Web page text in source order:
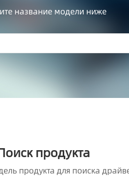
название модели ниже
продукта
продукта для поиска